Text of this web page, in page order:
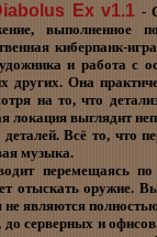
Ex v1.1 -
выполненное
киберпанк-
и работа с
других. Она
на то, что
локация выглядит
деталей. Всё то, что
музыка.
перемещаясь
отыскать оружие.
являются
серверных и